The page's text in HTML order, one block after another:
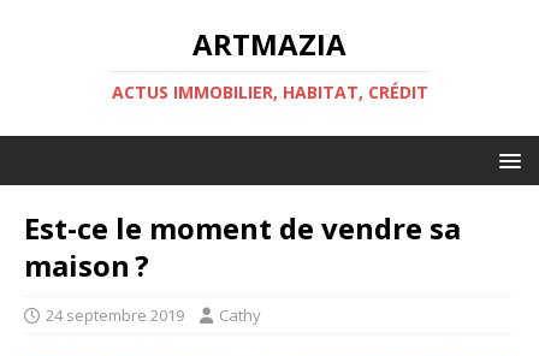
ARTMAZIA
ACTUS IMMOBILIER, HABITAT, CRÉDIT
Est-ce le moment de vendre sa
maison ?
24 septembre 2019 Cathy